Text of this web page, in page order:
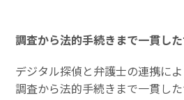
調査から法的手続きまで一貫し
デジタル探偵と弁護士の連携に
調査から法的手続きまで一貫し